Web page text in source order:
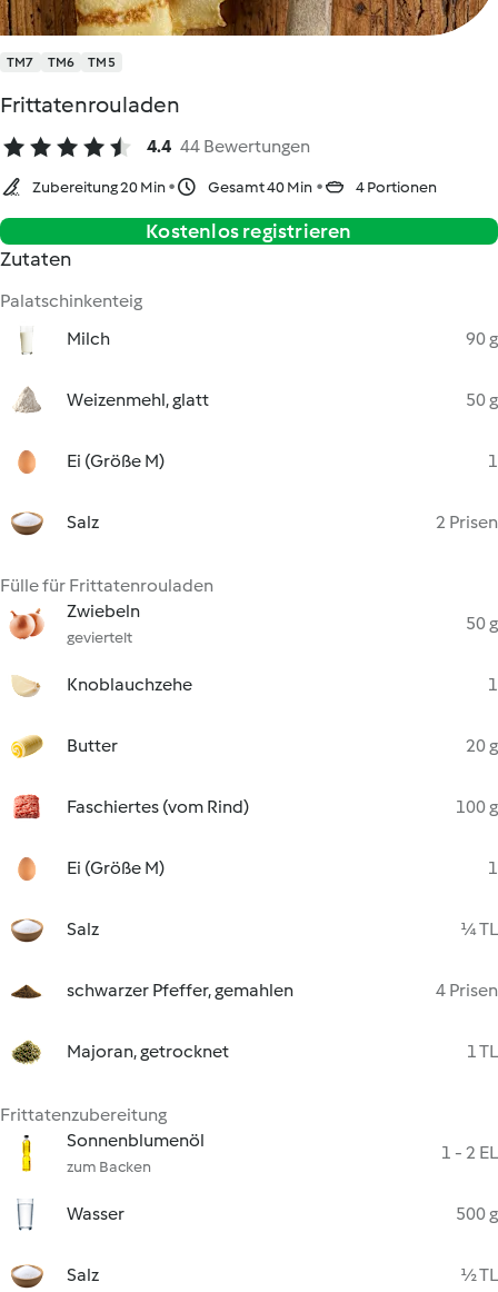
TM7 TM6 TM5
Frittatenrouladen
4.4 44 Bewertungen
Zubereitung 20 Min Gesamt 40 Min 4 Portionen
Kostenlos registrieren
Zutaten
Palatschinkenteig
Milch
90 g
Weizenmehl, glatt 50 g
Ei (Größe M) 1
Salz 2 Prisen
Fülle für Frittatenrouladen
Zwiebeln
geviertelt
50 g
Knoblauchzehe 1
Butter 20 g
Faschiertes (vom Rind) 100 g
Ei (Größe M) 1
Salz ¼ TL
schwarzer Pfeffer, gemahlen 4 Prisen
Majoran, getrocknet 1 TL
Frittatenzubereitung
Sonnenblumenöl
zum Backen
1 - 2 EL
Wasser 500 g
Salz ½ TL